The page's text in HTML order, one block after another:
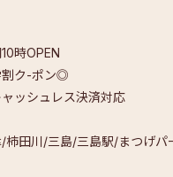
時OPEN
ク-ポン◎
ッシュレス決済対応
柿田川/三島/三島駅/まつげパ